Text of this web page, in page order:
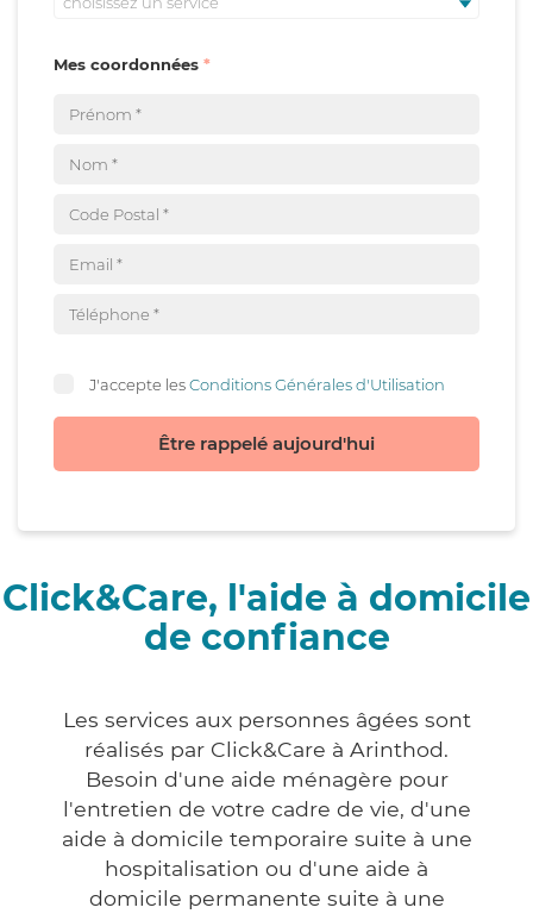
Mes coordonnées
J'accepte lesConditions Générales d'Utilisation
Être rappelé aujourd'hui
Click&Care, l'aide à domicile
de confiance
Les services aux personnes âgées sont
réalisés par Click&Care à Arinthod.
Besoin d'une aide ménagère pour
l'entretien de votre cadre de vie, d'une
aide à domicile temporaire suite à une
hospitalisation ou d'une aide à
domicile permanente suite à une